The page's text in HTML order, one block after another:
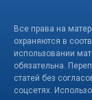
Все права на
охраняются в
использовании
обязательна.
статей без
соцсетях.